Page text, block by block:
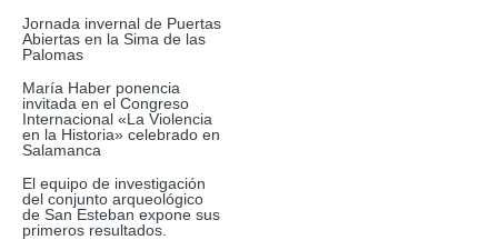
Jornada invernal de Puertas
Abiertas en la Sima de las
Palomas
María Haber ponencia
invitada en el Congreso
Internacional «La Violencia
en la Historia» celebrado en
Salamanca
El equipo de investigación
del conjunto arqueológico
de San Esteban expone sus
primeros resultados.